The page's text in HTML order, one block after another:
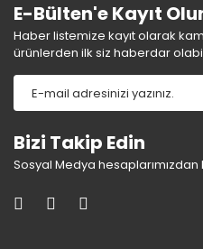
E-Bülten'e Kayıt
Haber listemize kayıt olarak
ürünlerden ilk siz haberdar
Bizi Takip Edin
Sosyal Medya